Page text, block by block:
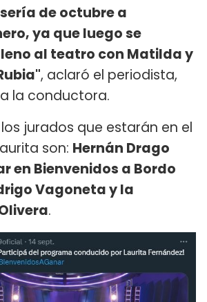
de octubre a
ya que luego se
al teatro con Matilda y
, aclaró el periodista,
la conductora.
jurados que estarán en el
son: Hernán Drago
en Bienvenidos a Bordo
Vagoneta y la
.